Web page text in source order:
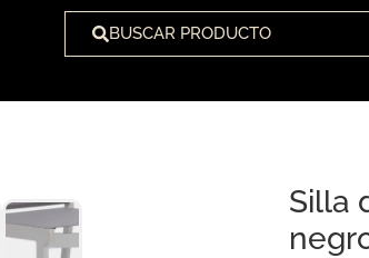
BUSCAR PRODUCTO
Silla